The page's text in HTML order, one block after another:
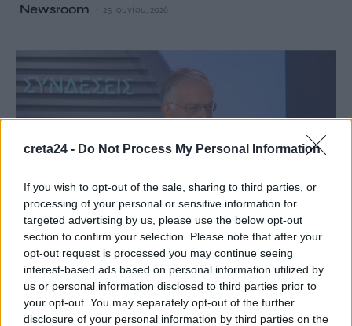
creta24 - Do Not Process My Personal Information
If you wish to opt-out of the sale, sharing to third parties, or
processing of your personal or sensitive information for
targeted advertising by us, please use the below opt-out
section to confirm your selection. Please note that after your
opt-out request is processed you may continue seeing
interest-based ads based on personal information utilized by
us or personal information disclosed to third parties prior to
your opt-out. You may separately opt-out of the further
disclosure of your personal information by third parties on the
Newsroom 25 Ιουνίου, 2026
ΠΟΛΙΤΙΚΗ
Θεοδωρικάκος: 290 εκατ. σε 112
επενδύσεις του νέου Αναπτυξιακού Νόμου